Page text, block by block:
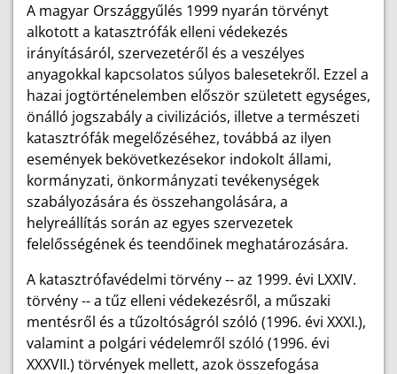
A magyar Országgyűlés 1999 nyarán törvényt
alkotott a katasztrófák elleni védekezés
irányításáról, szervezetéről és a veszélyes
anyagokkal kapcsolatos súlyos balesetekről. Ezzel a
hazai jogtörténelemben először született egységes,
önálló jogszabály a civilizációs, illetve a természeti
katasztrófák megelőzéséhez, továbbá az ilyen
események bekövetkezésekor indokolt állami,
kormányzati, önkormányzati tevékenységek
szabályozására és összehangolására, a
helyreállítás során az egyes szervezetek
felelősségének és teendőinek meghatározására.
A katasztrófavédelmi törvény -- az 1999. évi LXXIV.
törvény -- a tűz elleni védekezésről, a műszaki
mentésről és a tűzoltóságról szóló (1996. évi XXXI.),
valamint a polgári védelemről szóló (1996. évi
XXXVII.) törvények mellett, azok összefogása